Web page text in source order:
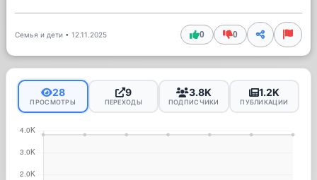
Семья и дети • 12.11.2025 0 0
28
ПРОСМОТРЫ
9
ПЕРЕХОДЫ
3.8K
ПОДПИСЧИКИ
1.2K
ПУБЛИКАЦИИ